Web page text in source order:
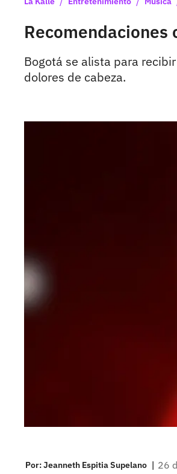
Bogotá se alista para
dolores de cabeza.
Por:Jeanneth Espitia Supelano | 26